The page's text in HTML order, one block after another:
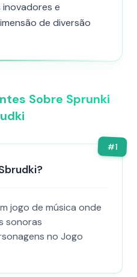
e
de diversão
Sobre Sprunki
#1
jogo de música onde
sonoras
no Jogo